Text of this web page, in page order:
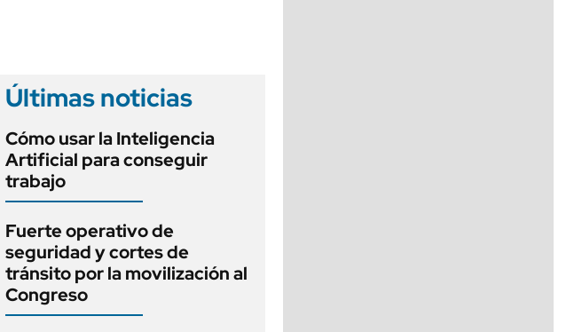
Últimas noticias
Cómo usar la Inteligencia
Artificial para conseguir
trabajo
Fuerte operativo de
seguridad y cortes de
tránsito por la movilización al
Congreso